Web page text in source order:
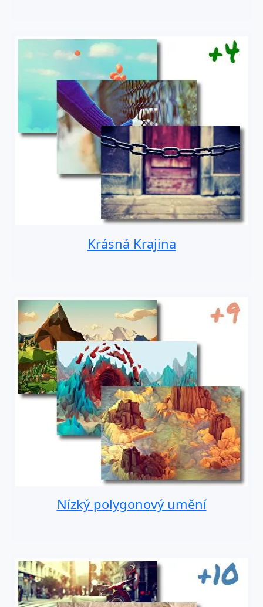
Krásná Krajina
Nízký polygonový umění